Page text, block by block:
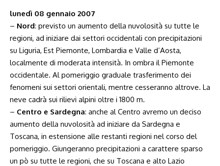
lunedì 08 gennaio 2007
– Nord: previsto un aumento della nuvolosità su tutte le
regioni, ad iniziare dai settori occidentali con precipitazioni
su Liguria, Est Piemonte, Lombardia e Valle d’Aosta,
localmente di moderata intensità. In ombra il Piemonte
occidentale. Al pomeriggio graduale trasferimento dei
fenomeni sui settori orientali, mentre cesseranno altrove. La
neve cadrà sui rilievi alpini oltre i 1800 m.
– Centro e Sardegna: anche al Centro avremo un deciso
aumento della nuvolosità ad iniziare da Sardegna e
Toscana, in estensione alle restanti regioni nel corso del
pomeriggio. Giungeranno precipitazioni a carattere sparso
un pò su tutte le regioni, che su Toscana e alto Lazio